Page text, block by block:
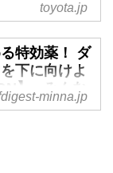
けど、練習時
は、見てすぐ使
ッスンMOVIE
るゴルファー
月お届けしま
toyota.jp
特効薬！ ダ
下に向けよ
】 - みんな
スト
minna.jp